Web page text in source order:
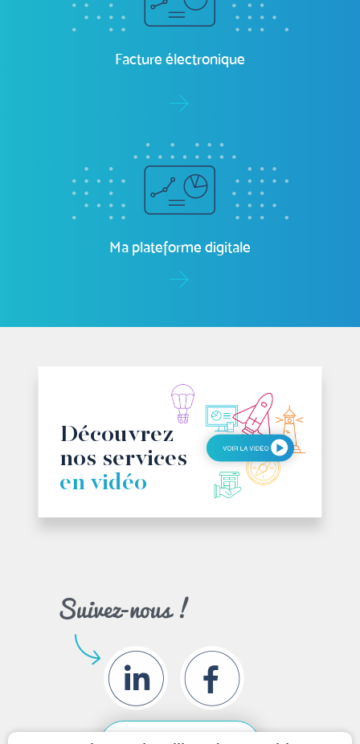
ma-paie.com
Facture électronique
Ma plateforme digitale
Découvrez
nos services
en vidéo